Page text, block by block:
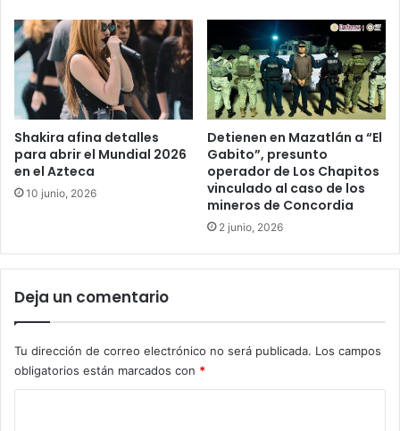
Shakira afina detalles
para abrir el Mundial 2026
en el Azteca
10 junio, 2026
Detienen en Mazatlán a “El
Gabito”, presunto
operador de Los Chapitos
vinculado al caso de los
mineros de Concordia
2 junio, 2026
Deja un comentario
Tu dirección de correo electrónico no será publicada. Los campos
obligatorios están marcados con *